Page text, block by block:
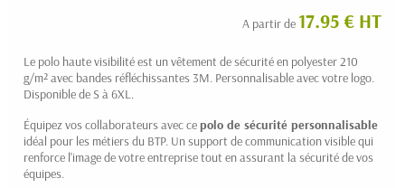
A partir de 17.95 € HT
Le polo haute visibilité est un vêtement de sécurité en polyester 210
g/m² avec bandes réfléchissantes 3M. Personnalisable avec votre logo.
Disponible de S à 6XL.
Équipez vos collaborateurs avec cepolo de sécurité personnalisable
idéal pour les métiers du BTP. Un support de communication visible qui
renforce l'image de votre entreprise tout en assurant la sécurité de vos
équipes.